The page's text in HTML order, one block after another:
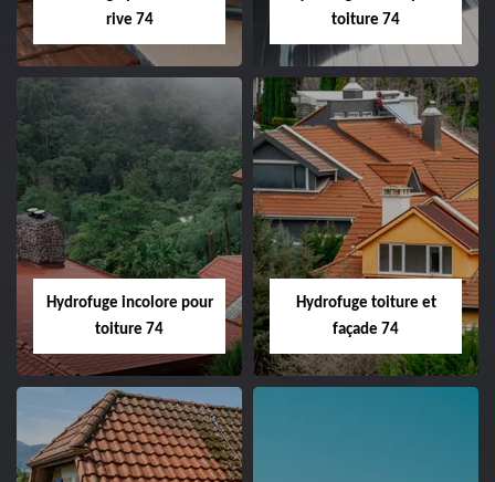
rive 74
toiture 74
Hydrofuge incolore pour
toiture 74
Hydrofuge toiture et
façade 74